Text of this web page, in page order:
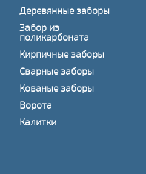
Деревянные заборы
Забор из
поликарбоната
Кирпичные заборы
Сварные заборы
Кованые заборы
Ворота
Калитки